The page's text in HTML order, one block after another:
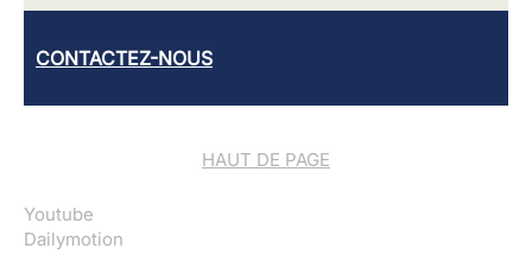
CONTACTEZ-NOUS
HAUT DE PAGE
Youtube
Dailymotion